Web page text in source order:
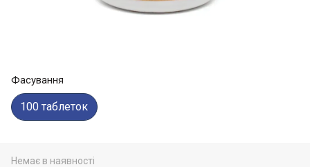
Фасування
100 таблеток
Немає в наявності